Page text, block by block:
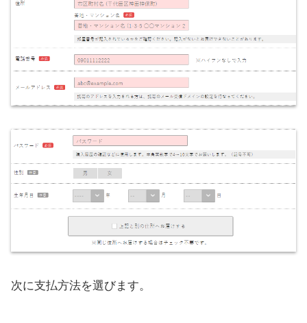
次に支払方法を選びます。